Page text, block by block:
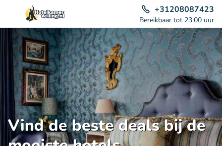
+31208087423
Bereikbaar tot 23:00 uur
Vind de beste deals bij de